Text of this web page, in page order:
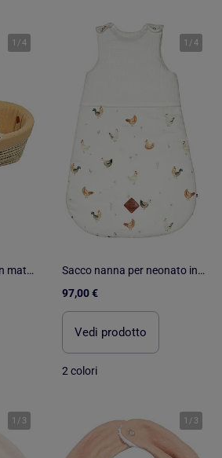
1 /4
Cestino per neonati con materasso, copertura e fitted sheet, pois dorati | SEVIRA KIDS
1 /4
Sacco nanna per neonato in mussola di cotone tog 2 | SEVIRA KIDS
97,00 €
Vedi prodotto
2 colori
1 / 3 1 / 3